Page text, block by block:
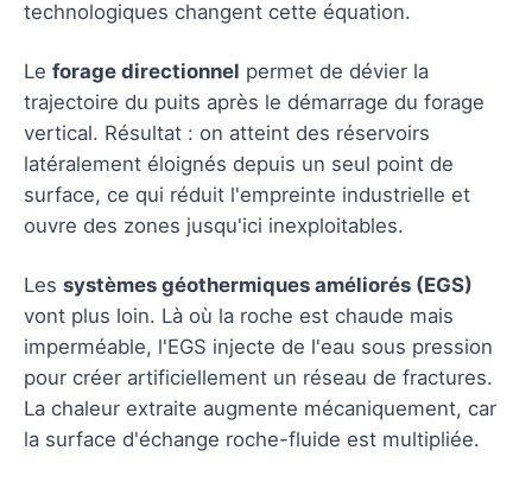
technologiques changent cette équation.
Le forage directionnel permet de dévier la
trajectoire du puits après le démarrage du forage
vertical. Résultat : on atteint des réservoirs
latéralement éloignés depuis un seul point de
surface, ce qui réduit l'empreinte industrielle et
ouvre des zones jusqu'ici inexploitables.
Les systèmes géothermiques améliorés (EGS)
vont plus loin. Là où la roche est chaude mais
imperméable, l'EGS injecte de l'eau sous pression
pour créer artificiellement un réseau de fractures.
La chaleur extraite augmente mécaniquement, car
la surface d'échange roche-fluide est multipliée.